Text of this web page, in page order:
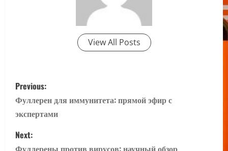
View All Posts
P
o
s
t
Previous:
Фуллерен для иммунитета: прямой эфир с
экспертами
Next: